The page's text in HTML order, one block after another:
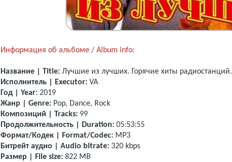
Информация об альбоме / Album info:
Название | Title: Лучшие из лучших. Горячие хиты радиостанций.
Исполнитель | Executor: VA
Год | Year: 2019
Жанр | Genre: Pop, Dance, Rock
Композиций | Tracks: 99
Продолжительность | Duration: 05:53:55
Формат/Кодек | Format/Codec: MP3
Битрейт аудио | Audio bitrate: 320 kbps
Размер | File size: 822 MB